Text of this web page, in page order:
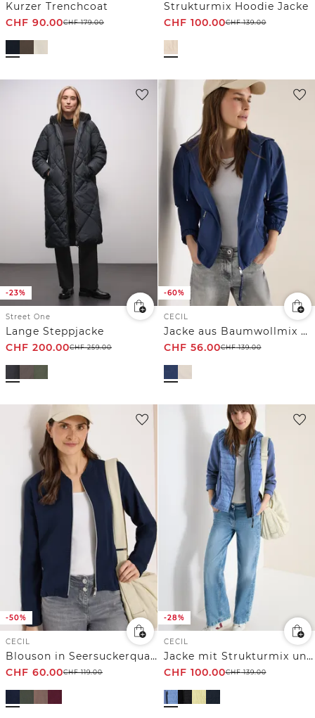
Kurzer Trenchcoat
CHF 90.00CHF179.00
Strukturmix Hoodie Jacke
CHF 100.00CHF139.00
-23%
Street One
Lange Steppjacke
CHF 200.00CHF259.00
-60%
CECIL
Jacke aus Baumwollmix mit Kapuze
CHF 56.00CHF139.00
-50%
CECIL
Blouson in Seersuckerqualität mit Zipper
CHF 60.00CHF119.00
-28%
CECIL
Jacke mit Strukturmix und Kapuze
CHF 100.00CHF139.00